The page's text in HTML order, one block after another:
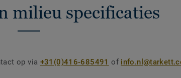
milieu specificaties
op via +31(0)416-685491 of